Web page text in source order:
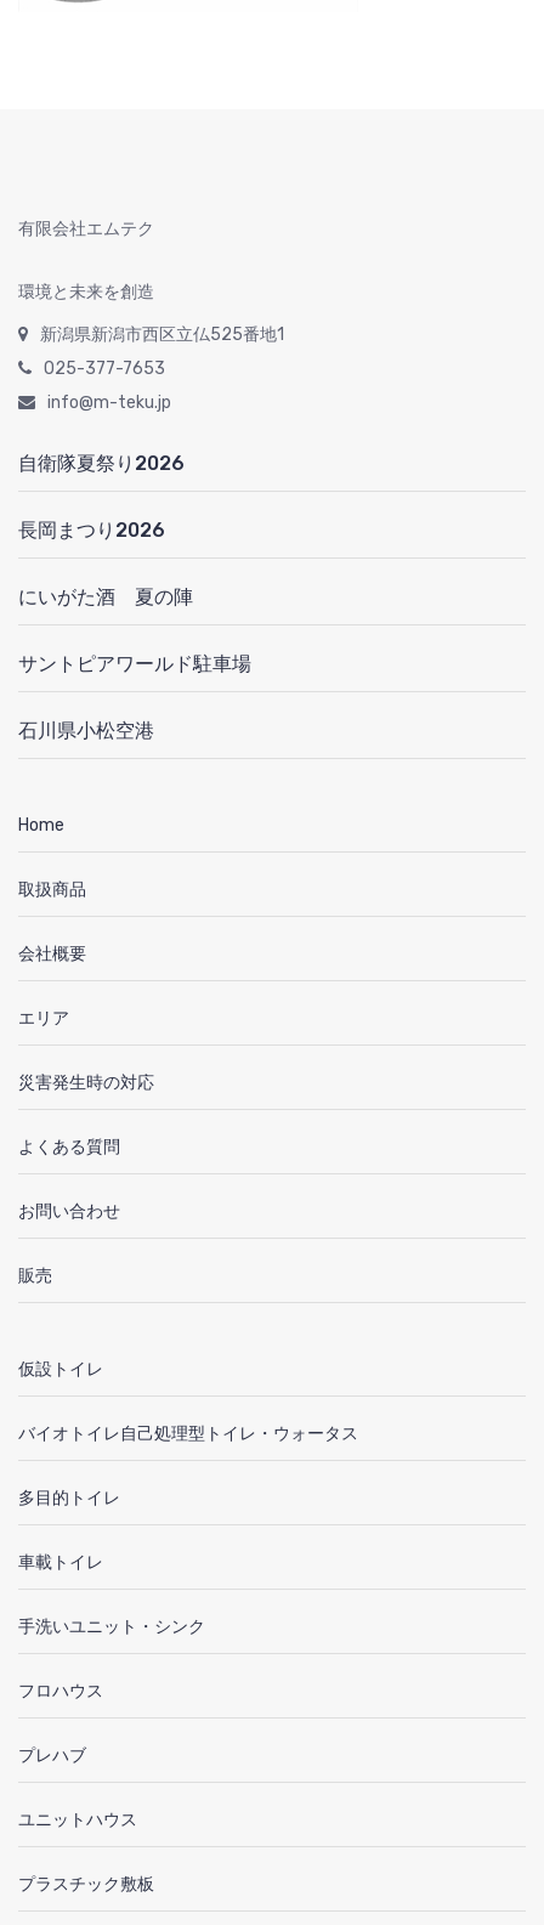
有限会社エムテク
環境と未来を創造
新潟県新潟市西区立仏525番地1
025-377-7653
info@m-teku.jp
自衛隊夏祭り2026
長岡まつり2026
にいがた酒 夏の陣
サントピアワールド駐車場
石川県小松空港
Home
取扱商品
会社概要
エリア
災害発生時の対応
よくある質問
お問い合わせ
販売
仮設トイレ
バイオトイレ自己処理型トイレ・ウォータス
多目的トイレ
車載トイレ
手洗いユニット・シンク
フロハウス
プレハブ
ユニットハウス
プラスチック敷板